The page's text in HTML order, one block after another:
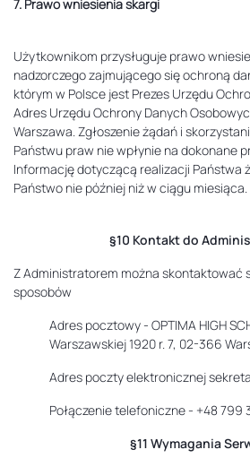
7. Prawo wniesienia skargi
Użytkownikom przysługuje prawo
nadzorczego zajmującego się ochroną
którym w Polsce jest Prezes Urzędu
Adres Urzędu Ochrony Danych
Warszawa. Zgłoszenie żądań i
Państwu praw nie wpłynie na dokonane
Informację dotyczącą realizacji Państwa
Państwo nie później niż w ciągu miesiąca.
§10 Kontakt do
Z Administratorem można skontaktować
sposobów
Adres pocztowy - OPTIMA HIGH
Warszawskiej 1920 r. 7, 02-366
Adres poczty elektronicznej
Połączenie telefoniczne - +48 799
§11 Wymagania